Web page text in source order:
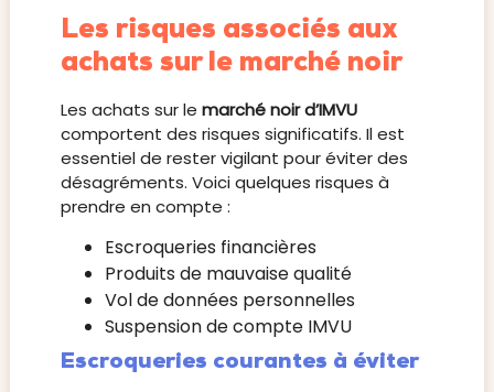
Les risques associés aux
achats sur le marché noir
Les achats sur le marché noir d’IMVU
comportent des risques significatifs. Il est
essentiel de rester vigilant pour éviter des
désagréments. Voici quelques risques à
prendre en compte :
Escroqueries financières
Produits de mauvaise qualité
Vol de données personnelles
Suspension de compte IMVU
Escroqueries courantes à éviter